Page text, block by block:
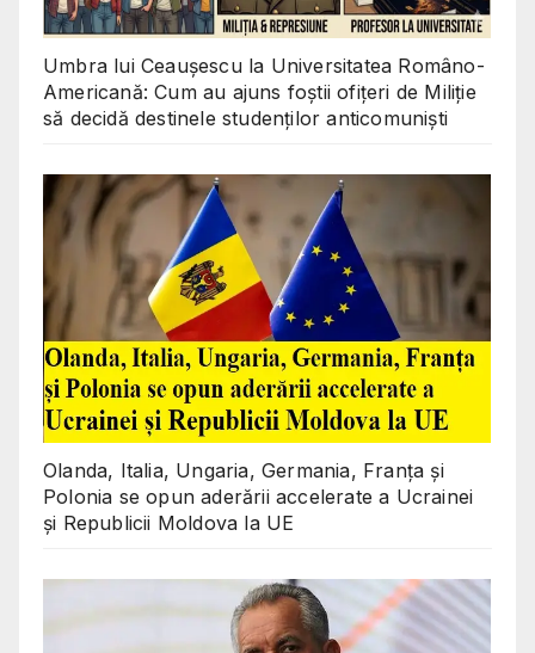
Umbra lui Ceaușescu la Universitatea Româno-
Americană: Cum au ajuns foștii ofițeri de Miliție
să decidă destinele studenților anticomuniști
Olanda, Italia, Ungaria, Germania, Franța și
Polonia se opun aderării accelerate a Ucrainei
și Republicii Moldova la UE